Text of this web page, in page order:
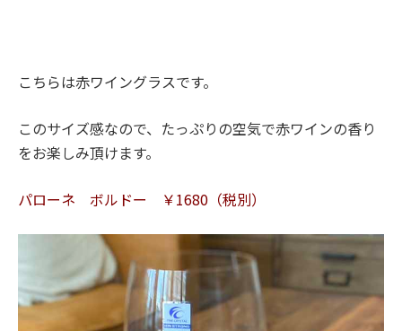
こちらは赤ワイングラスです。
このサイズ感なので、たっぷりの空気で赤ワインの香り
をお楽しみ頂けます。
パローネ ボルドー ￥1680（税別）